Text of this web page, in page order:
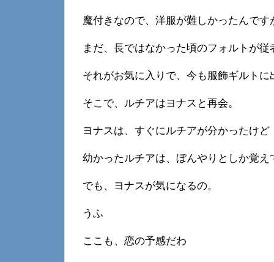
魔付きなので、洋服が難しかったんです
まだ、長ではなかった頃のフォルトが
それがお気に入りで、今も服飾ギルトに
そこで、ルチアはヨナスと再会。
ヨナスは、すぐにルチアが分かったけど
幼かったルチアは、ぼんやりとしか覚え
でも、ヨナスが気になるの。
うふ
ここも、恋の予感だわ